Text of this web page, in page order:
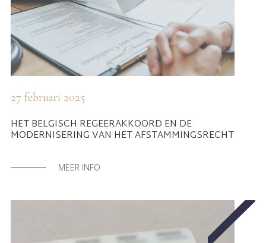
27 februari 2025
HET BELGISCH REGEERAKKOORD EN DE
MODERNISERING VAN HET AFSTAMMINGSRECHT
MEER INFO